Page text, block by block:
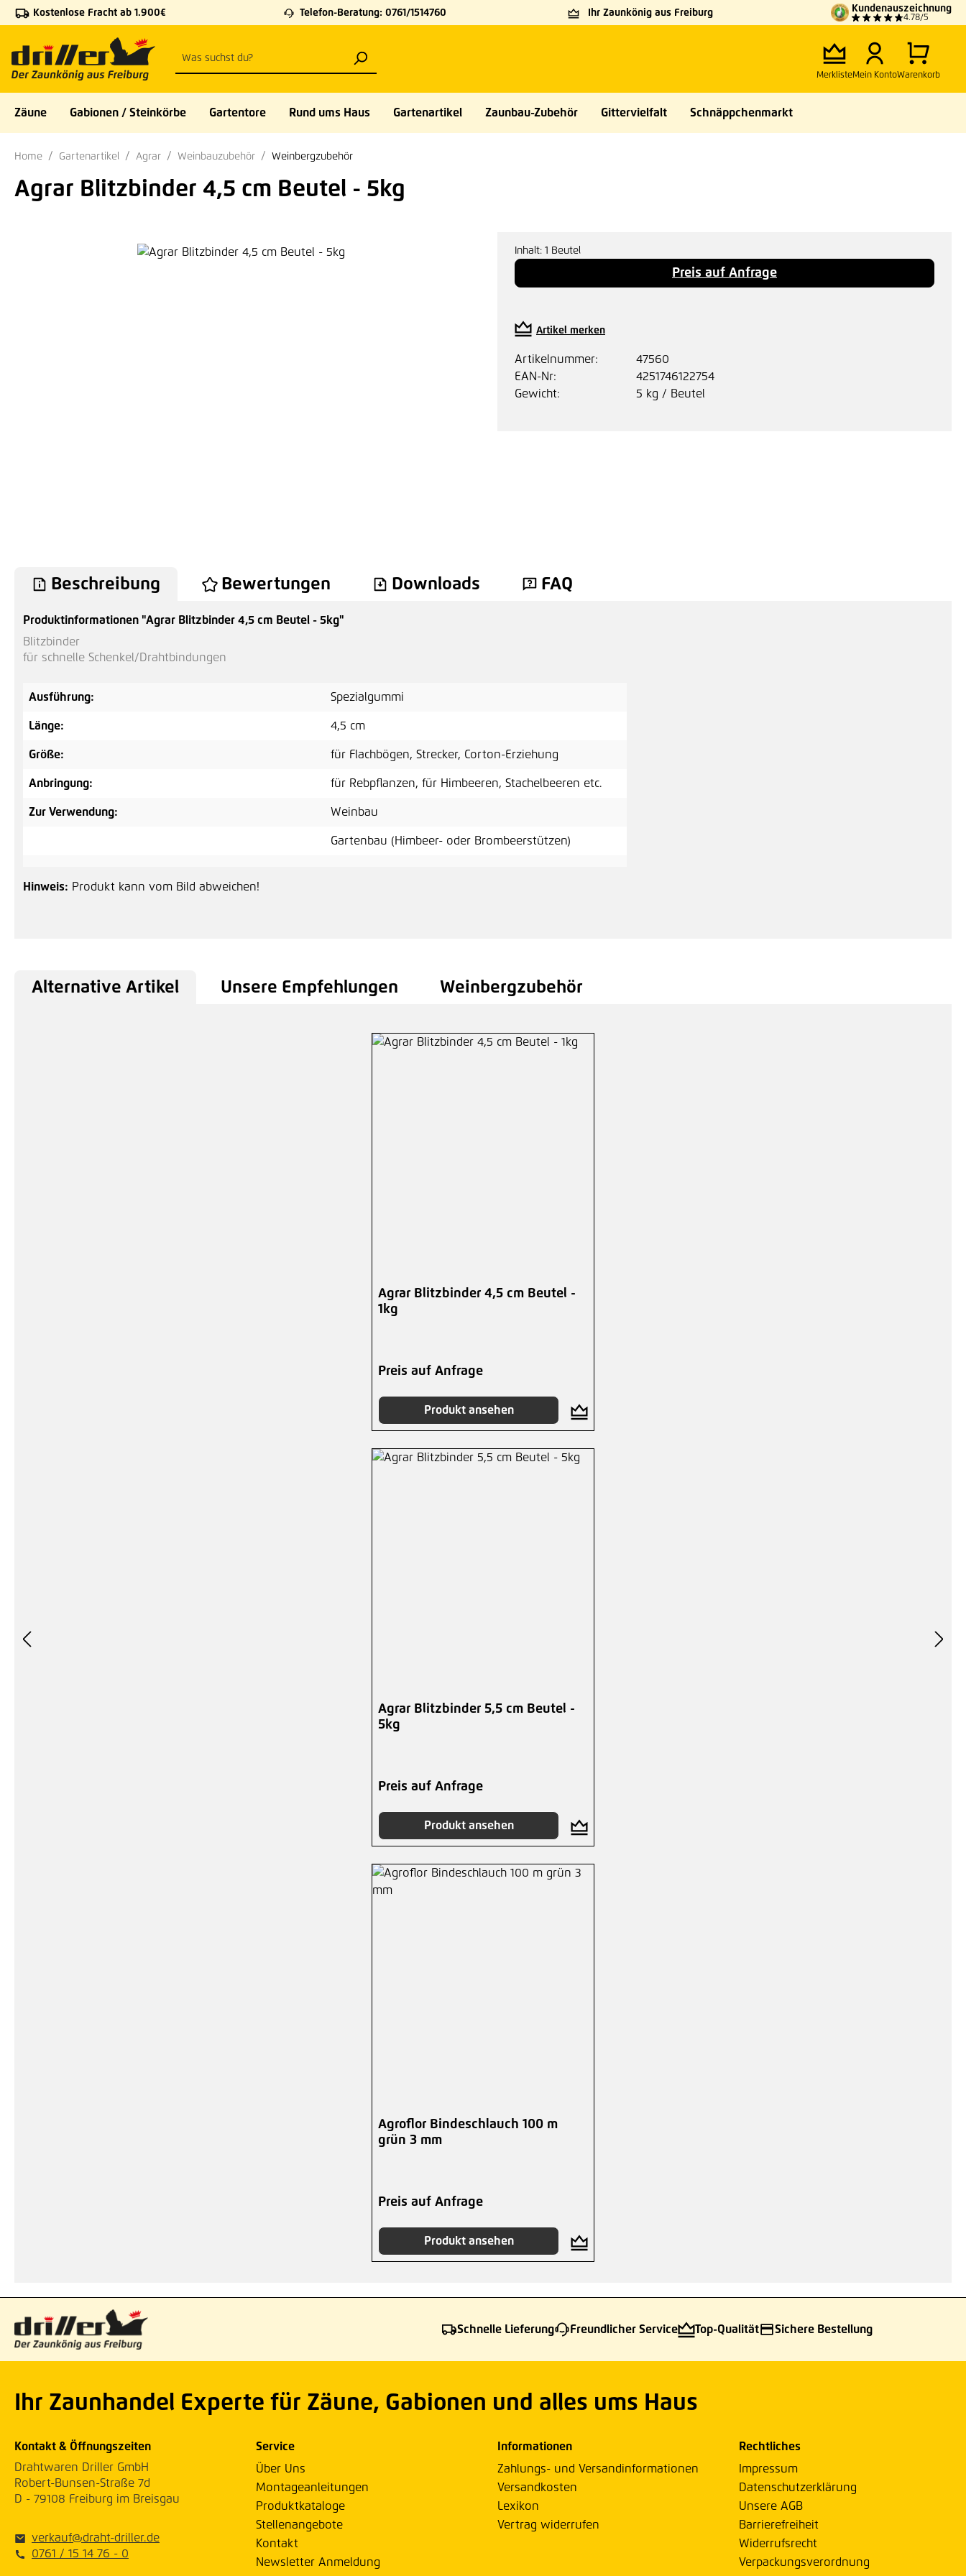
Hauptinhalt springen
Zur Suche springen
Zur Hauptnavigation springen
Kostenlose Fracht ab 1.900€ Telefon-Beratung: 0761/1514760 Ihr Zaunkönig aus Freiburg Kundenauszeichnung
4.78/5
MerklisteMein KontoWarenkorb
Zäune Gabionen / Steinkörbe Gartentore Rund ums Haus Gartenartikel Zaunbau-Zubehör Gittervielfalt Schnäppchenmarkt
Home Gartenartikel Agrar Weinbauzubehör Weinbergzubehör
Agrar Blitzbinder 4,5 cm Beutel - 5kg
Bildergalerie überspringen Inhalt: 1 Beutel
Preis auf Anfrage
Artikel merken
Artikelnummer:
47560
EAN-Nr:
4251746122754
Gewicht:
5 kg / Beutel
Beschreibung Bewertungen Downloads FAQ
Produktinformationen "Agrar Blitzbinder 4,5 cm Beutel - 5kg"
Blitzbinder
für schnelle Schenkel/Drahtbindungen
Ausführung: Spezialgummi
Länge: 4,5 cm
Größe: für Flachbögen, Strecker, Corton-Erziehung
Anbringung: für Rebpflanzen, für Himbeeren, Stachelbeeren etc.
Zur Verwendung: Weinbau
Gartenbau (Himbeer- oder Brombeerstützen)
Hinweis: Produkt kann vom Bild abweichen!
Alternative Artikel Unsere Empfehlungen Weinbergzubehör
Agrar Blitzbinder 4,5 cm Beutel -
1kg
Preis auf Anfrage
Produkt ansehen
Agrar Blitzbinder 5,5 cm Beutel -
5kg
Preis auf Anfrage
Produkt ansehen
Agroflor Bindeschlauch 100 m
grün 3 mm
Preis auf Anfrage
Produkt ansehen
Schnelle Lieferung Freundlicher Service Top-Qualität Sichere Bestellung
Ihr Zaunhandel Experte für Zäune, Gabionen und alles ums Haus
Kontakt & Öffnungszeiten
Drahtwaren Driller GmbH
Robert-Bunsen-Straße 7d
D - 79108 Freiburg im Breisgau
verkauf@draht-driller.de
0761 / 15 14 76 - 0
Service
Über Uns
Montageanleitungen
Produktkataloge
Stellenangebote
Kontakt
Newsletter Anmeldung
Informationen
Zahlungs- und Versandinformationen
Versandkosten
Lexikon
Vertrag widerrufen
Rechtliches
Impressum
Datenschutzerklärung
Unsere AGB
Barrierefreiheit
Widerrufsrecht
Verpackungsverordnung